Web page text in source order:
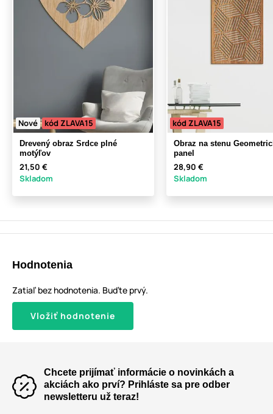
Nové kód ZLAVA15
Drevený obraz Srdce plné
motýľov
21,50 €
Skladom
kód ZLAVA15
Obraz na stenu
panel
28,90 €
Skladom
Hodnotenia
Zatiaľ bez hodnotenia. Buďte prvý.
Vložiť hodnotenie
Chcete prijímať informácie o novinkách a
akciách ako prví? Prihláste sa pre odber
newsletteru už teraz!